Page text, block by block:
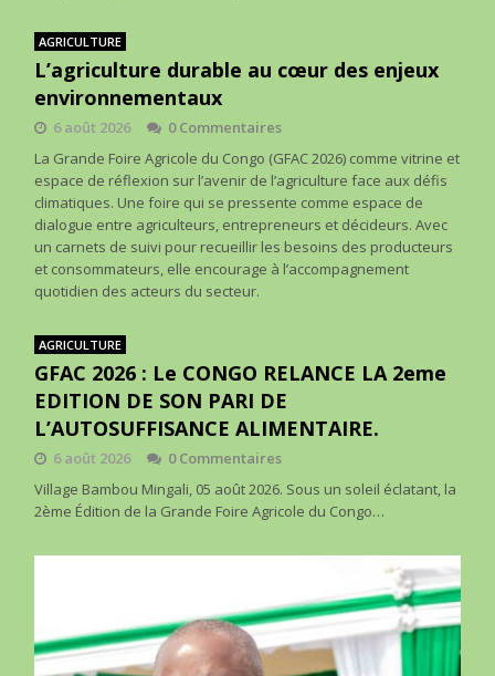
AGRICULTURE
L’agriculture durable au cœur des enjeux
environnementaux
6 août 2026
0 Commentaires
La Grande Foire Agricole du Congo (GFAC 2026) comme vitrine et
espace de réflexion sur l’avenir de l’agriculture face aux défis
climatiques. Une foire qui se pressente comme espace de
dialogue entre agriculteurs, entrepreneurs et décideurs. Avec
un carnets de suivi pour recueillir les besoins des producteurs
et consommateurs, elle encourage à l’accompagnement
quotidien des acteurs du secteur.
AGRICULTURE
GFAC 2026 : Le CONGO RELANCE LA 2eme
EDITION DE SON PARI DE
L’AUTOSUFFISANCE ALIMENTAIRE.
6 août 2026
0 Commentaires
Village Bambou Mingali, 05 août 2026. Sous un soleil éclatant, la
2ème Édition de la Grande Foire Agricole du Congo…